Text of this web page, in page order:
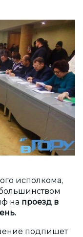
исполкома,
на проезд в
подпишет